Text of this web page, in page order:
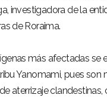
investigadora de la
de Roraima.
más afectadas
Yanomami, pues son
aterrizaje